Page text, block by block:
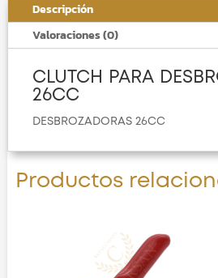
Descripción
Valoraciones (0)
CLUTCH PARA
26CC
DESBROZADORAS 26CC
Productos